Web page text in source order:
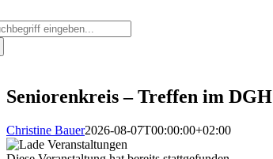
Inhalt
springen
Seniorenkreis – Treffen im DGH
Christine Bauer2026-08-07T00:00:00+02:00